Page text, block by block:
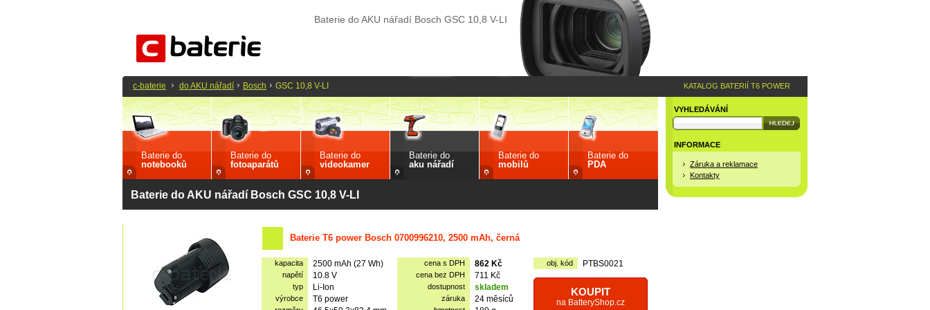
Baterie do AKU nářadí Bosch GSC 10,8 V-LI
Baterie do
notebooků
Baterie do
fotoaparátů
Baterie do
videokamer
Baterie do
aku nářadí
Baterie do
mobilů
Baterie do
PDA
Baterie do AKU nářadí Bosch GSC 10,8 V-LI
Baterie T6 power Bosch 0700996210, 2500 mAh, černá
kapacita 2500 mAh (27 Wh) cena s DPH 862 Kč obj. kód PTBS0021
napětí 10.8 V cena bez DPH 711 Kč
KOUPIT
na BatteryShop.cz
typ Li-Ion dostupnost skladem
výrobce T6 power záruka 24 měsíců
VYHLEDÁVÁNÍ
INFORMACE
Záruka a reklamace
Kontakty
c-baterie do AKU nářadí Bosch GSC 10,8 V-LI KATALOG BATERIÍ T6 POWER